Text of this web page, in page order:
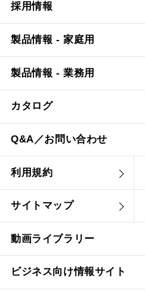
採用情報
製品情報 - 家庭用
製品情報 - 業務用
カタログ
Q&A／お問い合わせ
利用規約
サイトマップ
動画ライブラリー
ビジネス向け情報サイト